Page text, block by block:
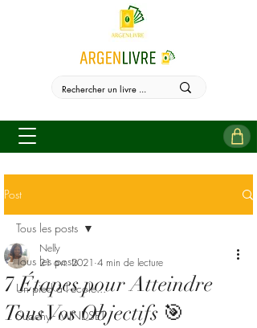
Post
Tous les posts
Un pied à l'école...
Sudehy - MINDSET
Tous les posts
7 Étapes pour Atteindre
Tous Vos Objectifs 🎯
Nelly
21 avr. 2021 4 min de lecture